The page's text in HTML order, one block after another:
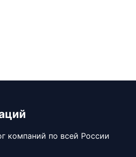
компаний по всей России